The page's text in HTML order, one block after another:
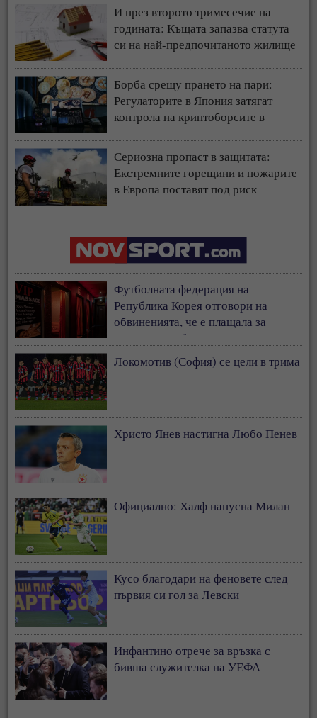
И през второто тримесечие на
годината: Къщата запазва статута
си на най-предпочитаното жилище
Борба срещу прането на пари:
Регулаторите в Япония затягат
контрола на криптоборсите в
Сериозна пропаст в защитата:
Екстремните горещини и пожарите
в Европа поставят под риск
Футболната федерация на
Република Корея отговори на
обвиненията, че е плащала за
сексуални забавления на съдии
Локомотив (София) се цели в трима
Христо Янев настигна Любо Пенев
Официално: Халф напусна Милан
Кусо благодари на феновете след
първия си гол за Левски
Инфантино отрече за връзка с
бивша служителка на УЕФА